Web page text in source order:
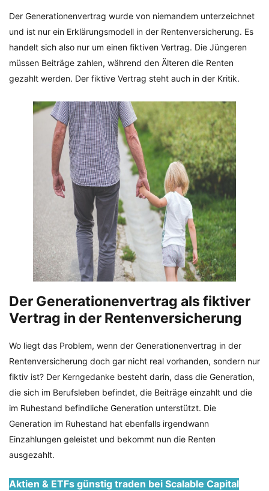
Der Generationenvertrag wurde von niemandem unterzeichnet
und ist nur ein Erklärungsmodell in der Rentenversicherung. Es
handelt sich also nur um einen fiktiven Vertrag. Die Jüngeren
müssen Beiträge zahlen, während den Älteren die Renten
gezahlt werden. Der fiktive Vertrag steht auch in der Kritik.
Der Generationenvertrag als fiktiver
Vertrag in der Rentenversicherung
Wo liegt das Problem, wenn der Generationenvertrag in der
Rentenversicherung doch gar nicht real vorhanden, sondern nur
fiktiv ist? Der Kerngedanke besteht darin, dass die Generation,
die sich im Berufsleben befindet, die Beiträge einzahlt und die
im Ruhestand befindliche Generation unterstützt. Die
Generation im Ruhestand hat ebenfalls irgendwann
Einzahlungen geleistet und bekommt nun die Renten
ausgezahlt.
Aktien & ETFs günstig traden bei Scalable Capital